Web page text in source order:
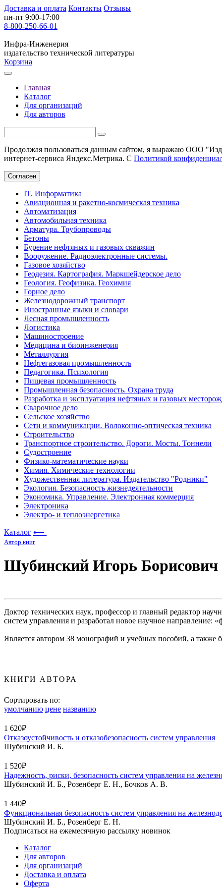
Доставка и оплата Контакты Отзывы
пн-пт 9:00-17:00
8-800-250-66-01
Инфра-Инженерия
издательство технической литературы
Корзина
Главная
Каталог
Для организаций
Для авторов
Продолжая пользоваться данным сайтом, я выражаю ООО
интернет-сервиса Яндекс.Метрика. С Политикой
Согласен
IT. Информатика
Авиационная и ракетно-космическая техника
Автоматизация
Автомобильная техника
Арматура. Трубопроводы
Бетоны
Бурение нефтяных и газовых скважин
Вооружение. Радиоэлектронные системы.
Газовое хозяйство
Геодезия. Картография. Маркшейдерское дело
Геология. Геофизика. Геохимия
Горное дело
Железнодорожный транспорт
Иностранные языки и словари
Лесная промышленность
Логистика
Машиностроение
Медицина и биоинженерия
Металлургия
Нефтегазовая промышленность
Педагогика. Психология
Пищевая промышленность
Промышленная безопасность. Охрана труда
Разработка и эксплуатация нефтяных и газовых
Сварочное дело
Сельское хозяйство
Сети и коммуникации. Волоконно-оптическая техника
Строительство
Транспортное строительство. Дороги. Мосты. Тоннели
Судостроение
Физико-математические науки
Химия. Химические технологии
Художественная литература. Издательство "Родники"
Экология. Безопасность жизнедеятельности
Экономика. Управление. Электронная коммерция
Электроника
Электро- и теплоэнергетика
Каталог ⟵
Автор книг
Шубинский Игорь Борисович
Доктор технических наук, профессор и главный редактор
систем управления и разработал новое научное
Является автором 38 монографий и учебных пособий, а также
КНИГИ АВТОРА
Сортировать по:
умолчанию цене названию
1 620₽
Отказоустойчивость и отказобезопасность систем управления
Шубинский И. Б.
1 520₽
Надежность, риски, безопасность систем управления на
Шубинский И. Б., Розенберг Е. Н., Бочков А. В.
1 440₽
Функциональная безопасность систем управления на
Шубинский И. Б., Розенберг Е. Н.
Подписаться на ежемесячную рассылку новинок
Каталог
Для авторов
Для организаций
Доставка и оплата
Оферта